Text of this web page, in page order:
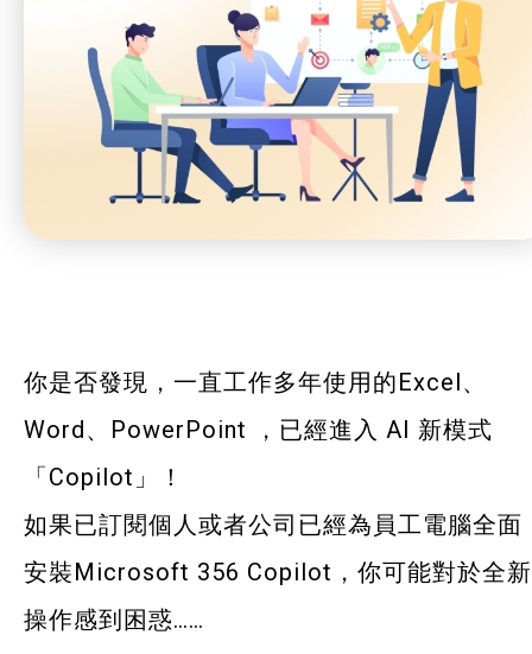
你是否發現，一直工作多年使用的Excel、
Word、PowerPoint ，已經進入 AI 新模式
「Copilot」！
如果已訂閱個人或者公司已經為員工電腦全面
安裝Microsoft 356 Copilot，你可能對於全新
操作感到困惑……